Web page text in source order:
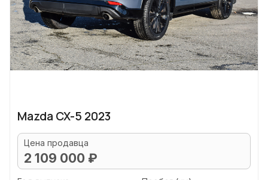
Mazda CX-5 2023
Цена продавца
2 109 000 ₽